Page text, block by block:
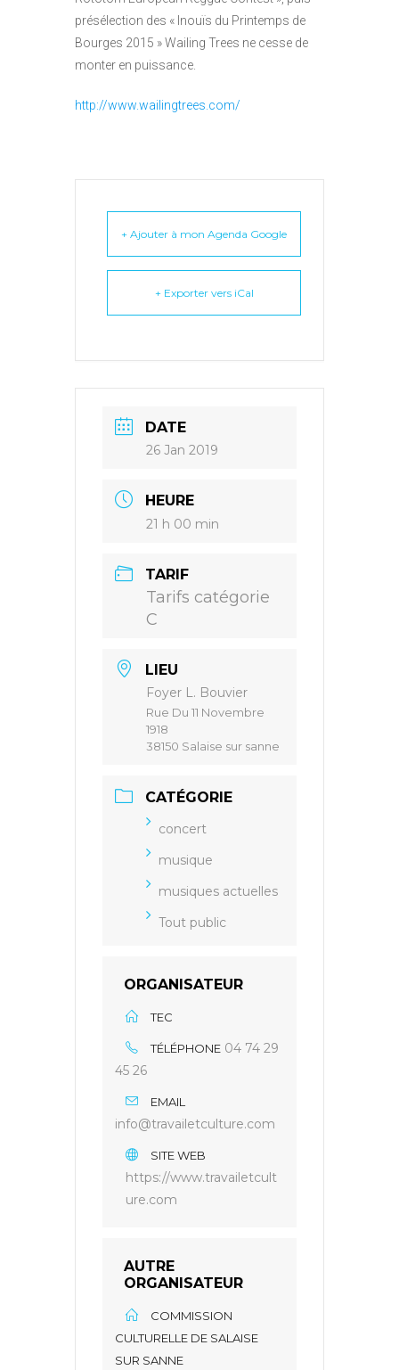
présélection des « Inouïs du Printemps de
Bourges 2015 » Wailing Trees ne cesse de
monter en puissance.
http://www.wailingtrees.com/
+ Ajouter à mon Agenda Google
+ Exporter vers iCal
DATE
26 Jan 2019
HEURE
21 h 00 min
TARIF
Tarifs catégorie
C
LIEU
Foyer L. Bouvier
Rue Du 11 Novembre
1918
38150 Salaise sur sanne
CATÉGORIE
concert
musique
musiques actuelles
Tout public
ORGANISATEUR
TEC
TÉLÉPHONE 04 74 29
45 26
EMAIL
info@travailetculture.com
SITE WEB
https://www.travailetcult
ure.com
AUTRE
ORGANISATEUR
COMMISSION
CULTURELLE DE SALAISE
SUR SANNE